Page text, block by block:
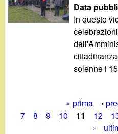
Data
In questo
solenne i
« prima ‹
7
8 9 10 11 12
›